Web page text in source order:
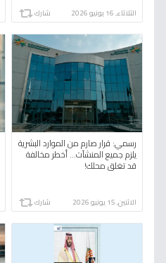
الثلاثاء, 16 يونيو 2026 شارك
رسمي: قرار صارم من الموارد البشرية
يلزم جميع المنشآت… أخطر مخالفة
قد تغلق محلك!
الاثنين, 15 يونيو 2026 شارك